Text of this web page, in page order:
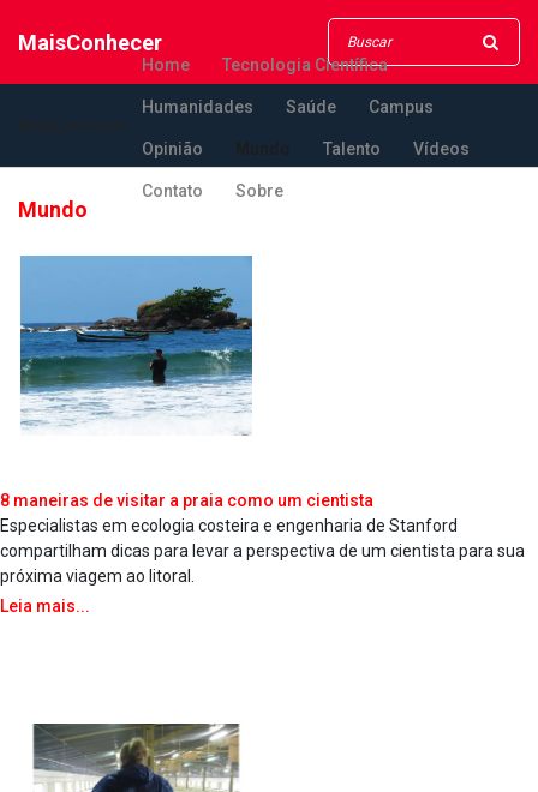
MaisConhecer
Home Tecnologia Científica
Humanidades Saúde Campus
Opinião Mundo Talento Vídeos
Contato Sobre
Mundo
8 maneiras de visitar a praia como um cientista
Especialistas em ecologia costeira e engenharia de Stanford
compartilham dicas para levar a perspectiva de um cientista para sua
próxima viagem ao litoral.
Leia mais...